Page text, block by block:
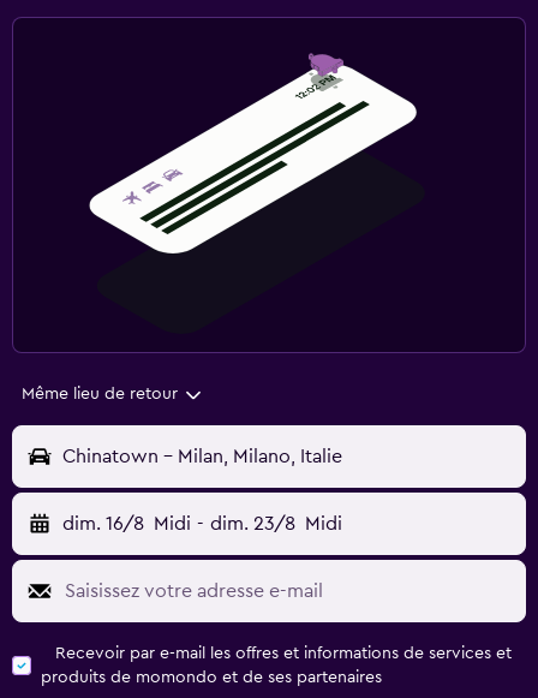
Même lieu de retour
Chinatown - Milan, Milano, Italie
dim. 16/8 Midi - dim. 23/8 Midi
Recevoir par e-mail les offres et informations de services et
produits de momondo et de ses partenaires